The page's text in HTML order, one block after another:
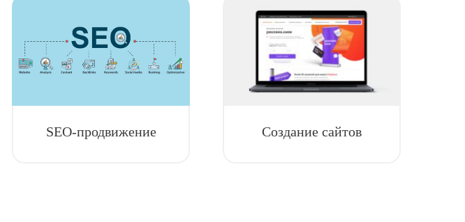
SEO-продвижение Создание сайтов